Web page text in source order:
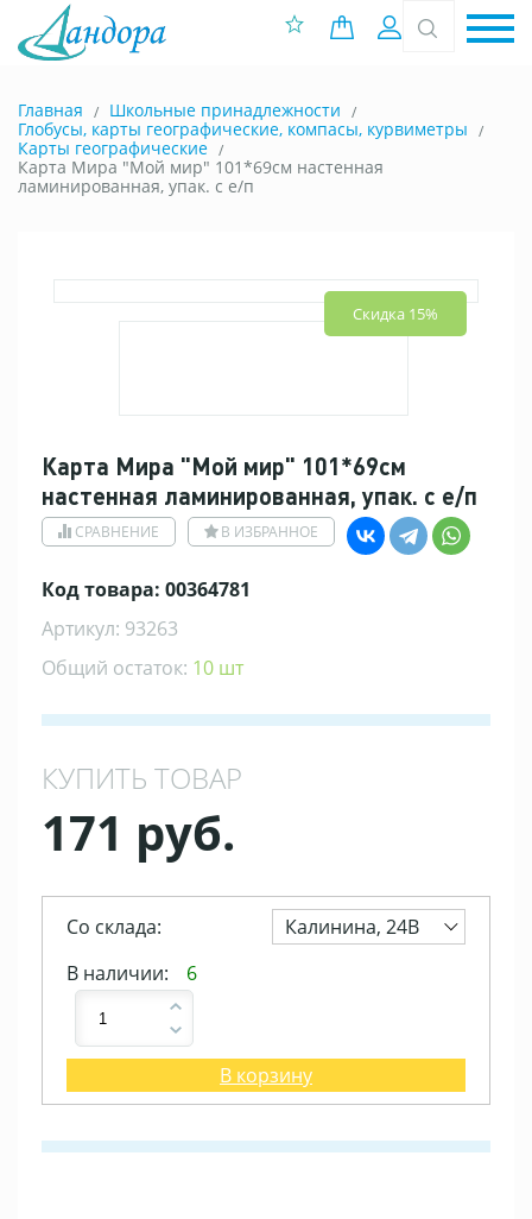
0 позиций
Вход
Главная
Школьные принадлежности
Глобусы, карты географические, компасы, курвиметры
Карты географические
Карта Мира "Мой мир" 101*69см настенная
ламинированная, упак. с е/п
Скидка 15%
Карта Мира "Мой мир" 101*69см
настенная ламинированная, упак. с е/п
СРАВНЕНИЕ В ИЗБРАННОЕ
Код товара: 00364781
Артикул: 93263
Общий остаток: 10 шт
КУПИТЬ ТОВАР
171 руб.
Со склада:
Калинина, 24В
В наличии:
6
В корзину